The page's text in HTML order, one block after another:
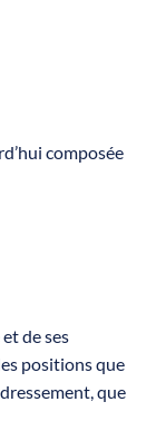
composée
de ses
positions que
que